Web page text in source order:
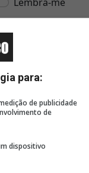
para:
de publicidade
de
dispositivo